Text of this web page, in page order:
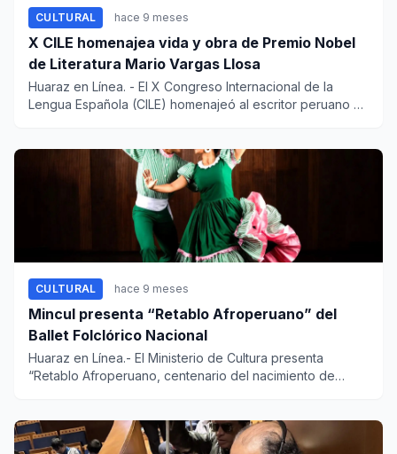
CULTURAL hace 9 meses
X CILE homenajea vida y obra de Premio Nobel
de Literatura Mario Vargas Llosa
Huaraz en Línea. - El X Congreso Internacional de la
Lengua Española (CILE) homenajeó al escritor peruano y
CULTURAL hace 9 meses
Mincul presenta “Retablo Afroperuano” del
Ballet Folclórico Nacional
Huaraz en Línea.- El Ministerio de Cultura presenta
“Retablo Afroperuano, centenario del nacimiento de